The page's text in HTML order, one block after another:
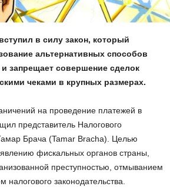
в силу закон, который
альтернативных способов
запрещает совершение сделок
чеками в крупных размерах.
на проведение платежей в
представитель Налогового
Брача (Tamar Bracha). Целью
фискальных органов страны,
преступностью, отмыванием
законодательства.